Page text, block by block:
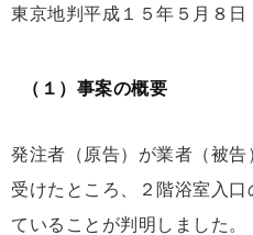
東京地判平成１５年５月８日
（１）事案の概要
発注者（原告）が業者（被
受けたところ、２階浴室入
ていることが判明しました。